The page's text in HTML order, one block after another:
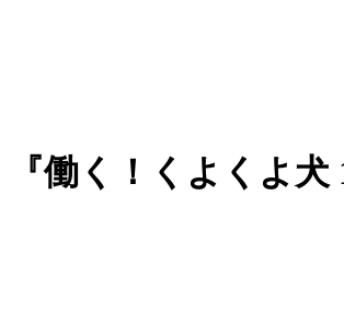
『働く！くよくよ犬